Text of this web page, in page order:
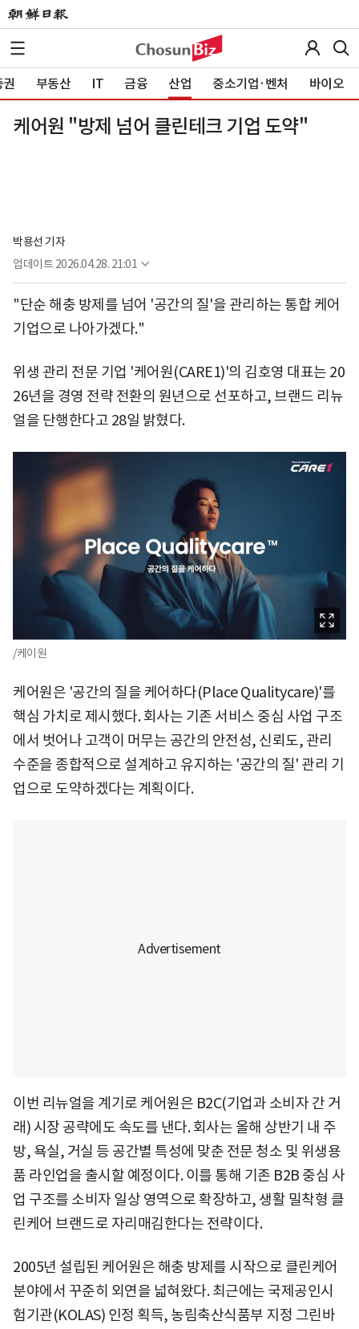
부동산 IT 금융 산업 중소기업·벤처 바이오
케어원 "방제 넘어 클린테크 기업 도약"
박용선 기자
업데이트 2026.04.28. 21:01
"단순 해충 방제를 넘어 '공간의 질'을 관리하는 통합 케어
기업으로 나아가겠다."
위생 관리 전문 기업 '케어원(CARE1)'의 김호영 대표는 20
26년을 경영 전략 전환의 원년으로 선포하고, 브랜드 리뉴
얼을 단행한다고 28일 밝혔다.
/케이원
케어원은 '공간의 질을 케어하다(Place Qualitycare)'를
핵심 가치로 제시했다. 회사는 기존 서비스 중심 사업 구조
에서 벗어나 고객이 머무는 공간의 안전성, 신뢰도, 관리
수준을 종합적으로 설계하고 유지하는 '공간의 질' 관리 기
업으로 도약하겠다는 계획이다.
이번 리뉴얼을 계기로 케어원은 B2C(기업과 소비자 간 거
래) 시장 공략에도 속도를 낸다. 회사는 올해 상반기 내 주
방, 욕실, 거실 등 공간별 특성에 맞춘 전문 청소 및 위생용
품 라인업을 출시할 예정이다. 이를 통해 기존 B2B 중심 사
업 구조를 소비자 일상 영역으로 확장하고, 생활 밀착형 클
린케어 브랜드로 자리매김한다는 전략이다.
2005년 설립된 케어원은 해충 방제를 시작으로 클린케어
분야에서 꾸준히 외연을 넓혀왔다. 최근에는 국제공인시
험기관(KOLAS) 인정 획득, 농림축산식품부 지정 그린바